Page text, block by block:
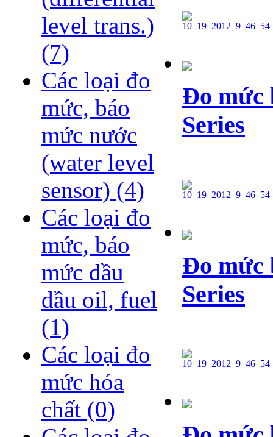
level trans.)
(7)
Các loại đo
mức, báo
mức nước
(water level
sensor) (4)
Các loại đo
mức, báo
mức dầu
dầu oil, fuel
(1)
Các loại đo
mức hóa
chất (0)
Đo mức
Series
Đo mức
Series